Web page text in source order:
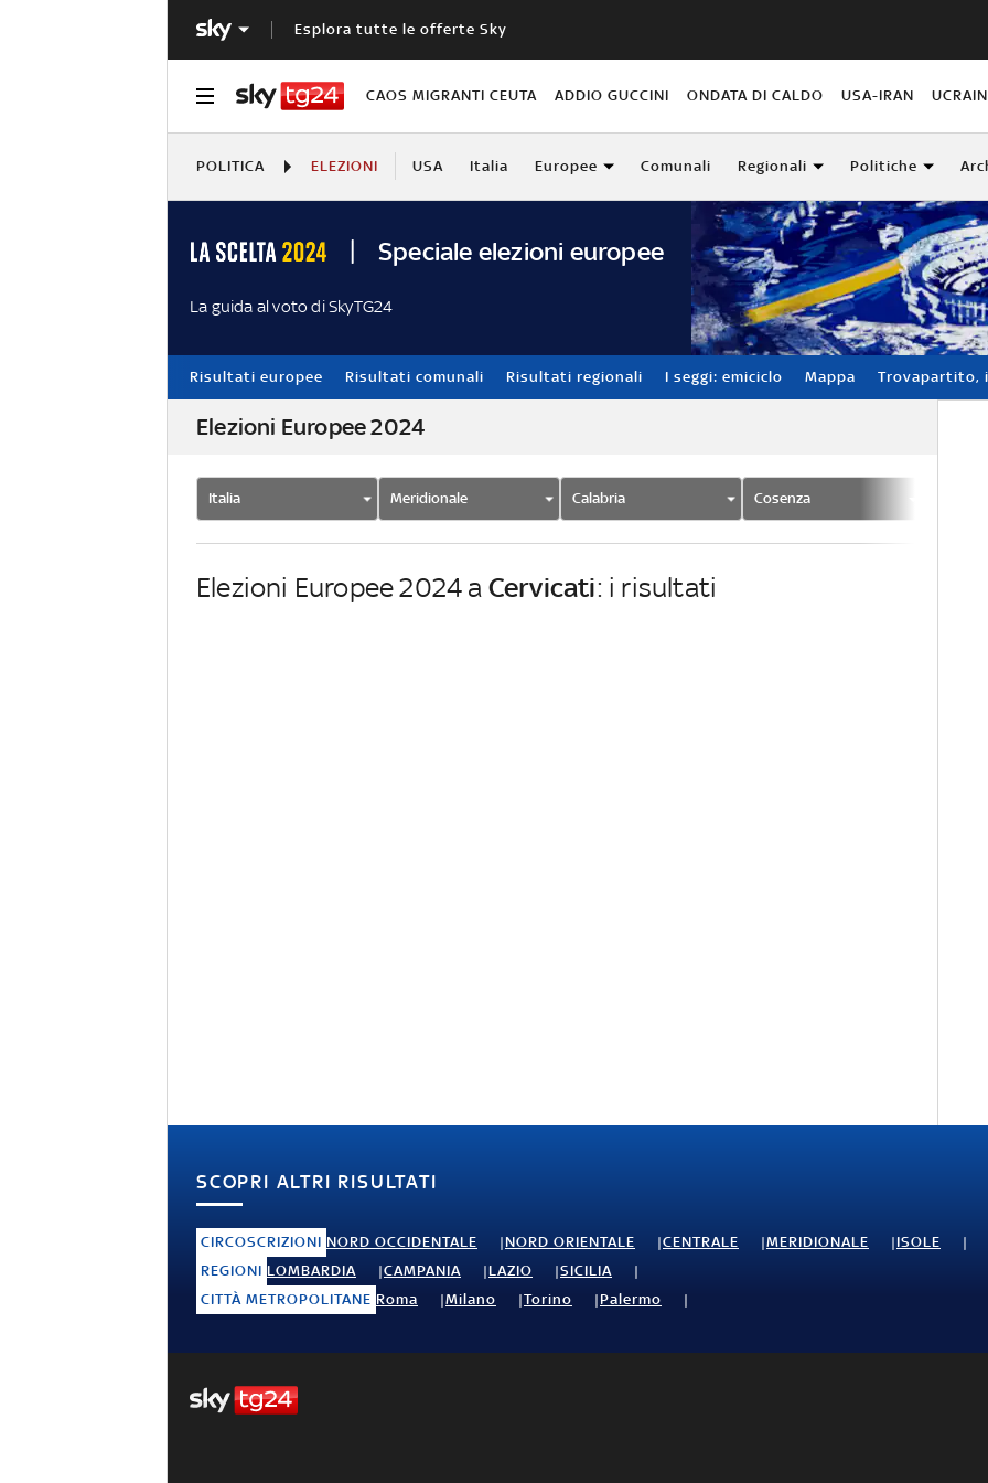
Esplora tutte le offerte Sky
CAOS MIGRANTI CEUTA ADDIO GUCCINI ONDATA DI CALDO USA-IRAN
POLITICA ELEZIONI USA Italia Europee Comunali Regionali Politiche
Speciale elezioni europee
La guida al voto di SkyTG24
Risultati europee Risultati comunali Risultati regionali I seggi: emiciclo Mappa Trovapartito,
Elezioni Europee 2024
Italia Meridionale Calabria Cosenza
Elezioni Europee 2024 a Cervicati: i risultati
SCOPRI ALTRI RISULTATI
CIRCOSCRIZIONI NORD OCCIDENTALE NORD ORIENTALE CENTRALE MERIDIONALE
ISOLE
REGIONI LOMBARDIA CAMPANIA LAZIO
SICILIA
CITTÀ METROPOLITANE Roma Milano Torino Palermo